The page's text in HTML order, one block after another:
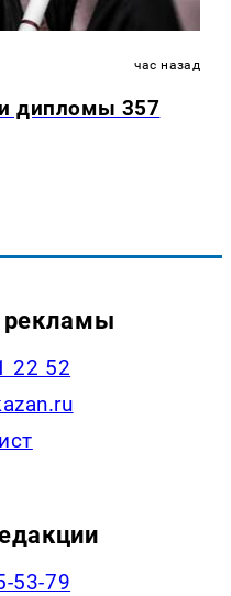
час назад
дипломы 357
22 52
53-79